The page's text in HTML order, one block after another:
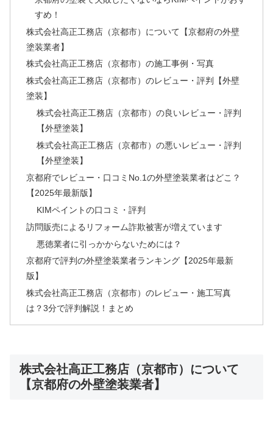
すめ！
株式会社高正工務店（京都市）について【京都府の外壁
塗装業者】
株式会社高正工務店（京都市）の施工事例・写真
株式会社高正工務店（京都市）のレビュー・評判【外壁
塗装】
株式会社高正工務店（京都市）の良いレビュー・評判
【外壁塗装】
株式会社高正工務店（京都市）の悪いレビュー・評判
【外壁塗装】
京都府でレビュー・口コミNo.1の外壁塗装業者はどこ？
【2025年最新版】
KIMペイントの口コミ・評判
訪問販売によるリフォーム詐欺被害が増えています
悪徳業者に引っかからないためには？
京都府で評判の外壁塗装業者ランキング【2025年最新
版】
株式会社高正工務店（京都市）のレビュー・施工写真
は？3分で評判解説！まとめ
株式会社高正工務店（京都市）について
【京都府の外壁塗装業者】